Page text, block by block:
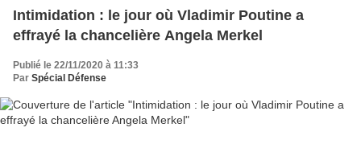
Intimidation : le jour où Vladimir Poutine a
effrayé la chancelière Angela Merkel
Publié le 22/11/2020 à 11:33
Par Spécial Défense